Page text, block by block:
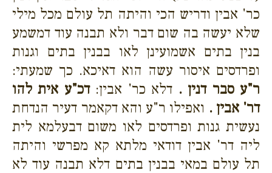
כר' אבין ודריש הכי והיתה תל עולם מכל מילי
שלא יעשה בה שום דבר ולא תבנה עוד דמשמע
בנין בתים אשמועינן לאו בבנין בתים וגנות
ופרדסים איסור עשה הוא דאיכא. כך שמעתי:
ר"ע סבר דנין . דלא כר' אבין:דכ"ע אית להו
דר' אבין . ואפילו ר"ע והא דקאמר דעיר הנדחת
נעשית גנות ופרדסים לאו משום דבעלמא לית
ליה דר' אבין דודאי מלתא קא מפרשי והיתה
תל עולם במאי בבנין בתים דלא תבנה עוד לא